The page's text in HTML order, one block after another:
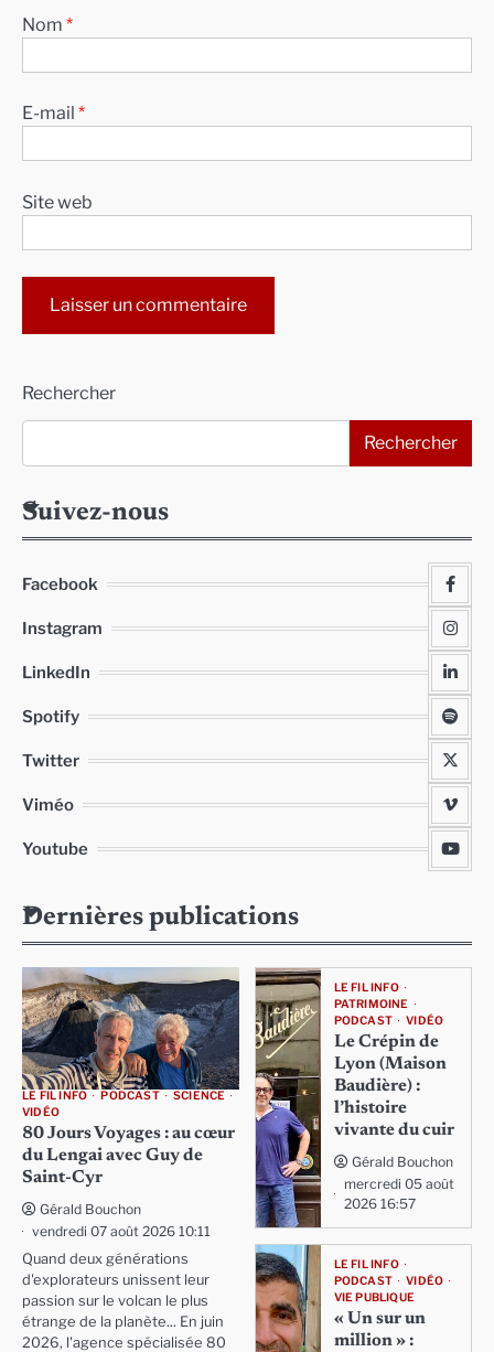
Nom *
E-mail *
Site web
Rechercher
Rechercher
Suivez-nous
Facebook
Instagram
LinkedIn
Spotify
Twitter
Viméo
Youtube
Dernières publications
LE FIL INFO PODCAST
SCIENCE
VIDÉO
80 Jours Voyages : au cœur
du Lengai avec Guy de
Saint-Cyr
Gérald Bouchon
vendredi 07 août 2026 10:11
Quand deux générations
d'explorateurs unissent leur
passion sur le volcan le plus
étrange de la planète... En juin
2026, l'agence spécialisée 80
LE FIL INFO
PATRIMOINE
PODCAST
VIDÉO
Le Crépin de
Lyon (Maison
Baudière) :
l’histoire
vivante du cuir
Gérald Bouchon
mercredi 05 août
2026 16:57
LE FIL INFO
PODCAST
VIDÉO
VIE PUBLIQUE
« Un sur un
million » :